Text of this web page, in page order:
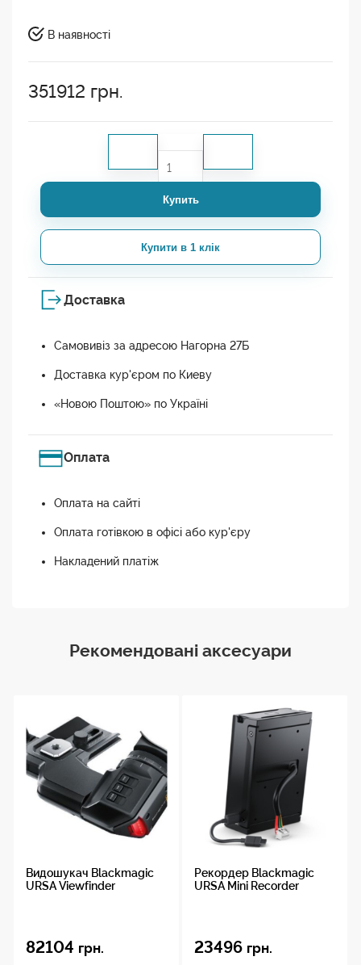
В наявності
351912 грн.
Купить
Купити в 1 клік
Доставка
Самовивіз за адресою Нагорна 27Б
Доставка кур'єром по Киеву
«Новою Поштою» по Україні
Оплата
Оплата на сайті
Оплата готівкою в офісі або кур'єру
Накладений платіж
Рекомендовані аксесуари
Видошукач Blackmagic
URSA Viewfinder
82104 грн.
Рекордер Blackmagic
URSA Mini Recorder
23496 грн.